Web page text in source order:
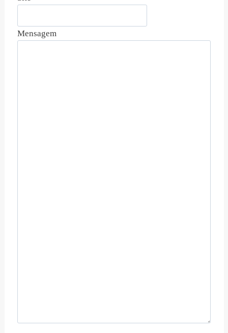
Mensagem